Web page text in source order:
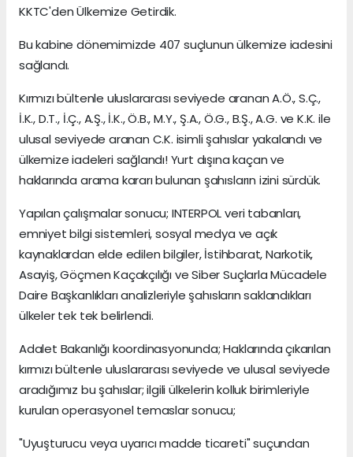
KKTC'den Ülkemize Getirdik.
Bu kabine dönemimizde 407 suçlunun ülkemize iadesini
sağlandı.
Kırmızı bültenle uluslararası seviyede aranan A.Ö., S.Ç.,
İ.K., D.T., İ.Ç., A.Ş., İ.K., Ö.B., M.Y., Ş.A., Ö.G., B.Ş., A.G. ve K.K. ile
ulusal seviyede aranan C.K. isimli şahıslar yakalandı ve
ülkemize iadeleri sağlandı! Yurt dışına kaçan ve
haklarında arama kararı bulunan şahısların izini sürdük.
Yapılan çalışmalar sonucu; INTERPOL veri tabanları,
emniyet bilgi sistemleri, sosyal medya ve açık
kaynaklardan elde edilen bilgiler, İstihbarat, Narkotik,
Asayiş, Göçmen Kaçakçılığı ve Siber Suçlarla Mücadele
Daire Başkanlıkları analizleriyle şahısların saklandıkları
ülkeler tek tek belirlendi.
Adalet Bakanlığı koordinasyonunda; Haklarında çıkarılan
kırmızı bültenle uluslararası seviyede ve ulusal seviyede
aradığımız bu şahıslar; ilgili ülkelerin kolluk birimleriyle
kurulan operasyonel temaslar sonucu;
"Uyuşturucu veya uyarıcı madde ticareti" suçundan